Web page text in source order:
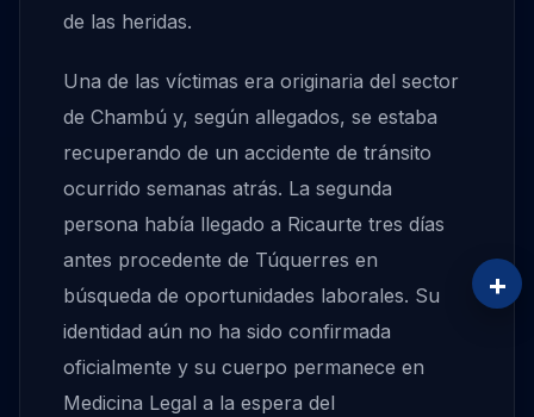
de las heridas.
Una de las víctimas era originaria del sector
de Chambú y, según allegados, se estaba
recuperando de un accidente de tránsito
ocurrido semanas atrás. La segunda
persona había llegado a Ricaurte tres días
antes procedente de Túquerres en
búsqueda de oportunidades laborales. Su
identidad aún no ha sido confirmada
oficialmente y su cuerpo permanece en
Medicina Legal a la espera del
+